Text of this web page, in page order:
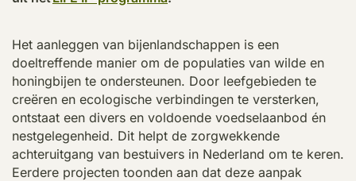
Het aanleggen van bijenlandschappen is een
doeltreffende manier om de populaties van wilde en
honingbijen te ondersteunen. Door leefgebieden te
creëren en ecologische verbindingen te versterken,
ontstaat een divers en voldoende voedselaanbod én
nestgelegenheid. Dit helpt de zorgwekkende
achteruitgang van bestuivers in Nederland om te keren.
Eerdere projecten toonden aan dat deze aanpak